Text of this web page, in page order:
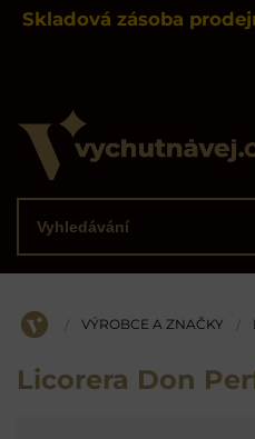
Skladová zásoba
ÚVOD
/ VÝROBCE A ZNAČKY /
Licorera Don